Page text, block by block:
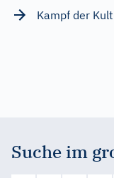
Kampf der
Suche im